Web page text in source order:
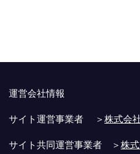
運営会社情報
サイト運営事業者 ＞株式会
サイト共同運営事業者 ＞株